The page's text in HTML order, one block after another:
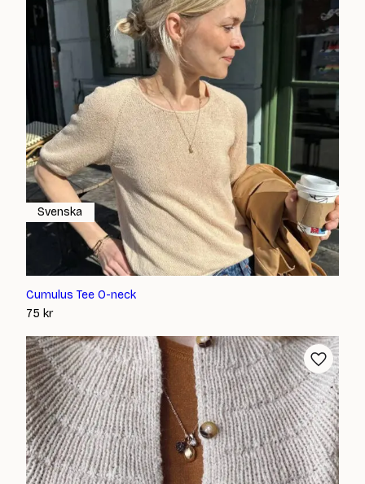
Cumulus Tee O-neck
75 kr
Svenska